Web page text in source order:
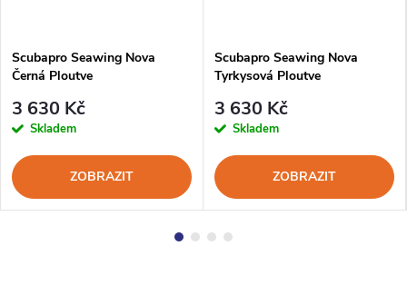
Scubapro Seawing Nova
Černá Ploutve
3 630 Kč
Skladem
ZOBRAZIT
Scubapro Seawing Nova
Tyrkysová Ploutve
3 630 Kč
Skladem
ZOBRAZIT